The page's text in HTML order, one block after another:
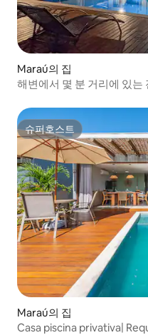
Maraú의 집
해변에서 몇 분 거리에 있는
슈퍼호스트
슈퍼호스트
Maraú의 집
Casa piscina privativa|